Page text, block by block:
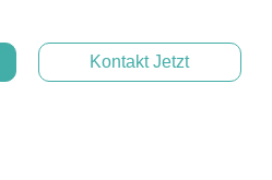
Kontakt Jetzt